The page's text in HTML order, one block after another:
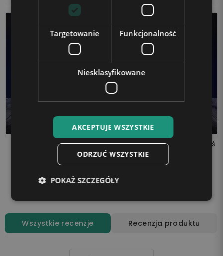
Lampka LED 3D Plexido
Słonik Mandala
99,90 zł
Dodaj do koszyka
Lampka LED 3D Plexido Miś
Panda Mandala
99,90 zł
Wszystkie recenzje Recenzja produktu
Targetowanie Funkcjonalność
Niesklasyfikowane
AKCEPTUJE WSZYSTKIE
ODRZUĆ WSZYSTKIE
POKAŻ SZCZEGÓŁY